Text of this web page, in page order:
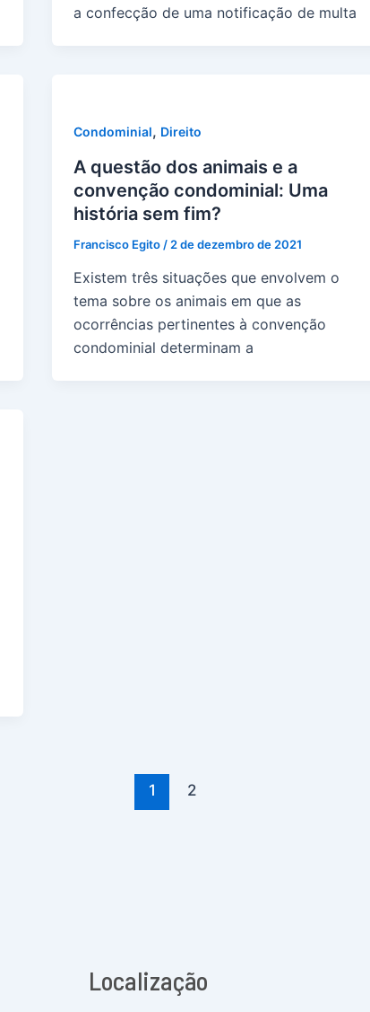
a confecção de uma notificação de multa
Condominial, Direito
A questão dos animais e a
convenção condominial: Uma
história sem fim?
Francisco Egito / 2 de dezembro de 2021
Existem três situações que envolvem o
tema sobre os animais em que as
ocorrências pertinentes à convenção
condominial determinam a
1 2
Localização